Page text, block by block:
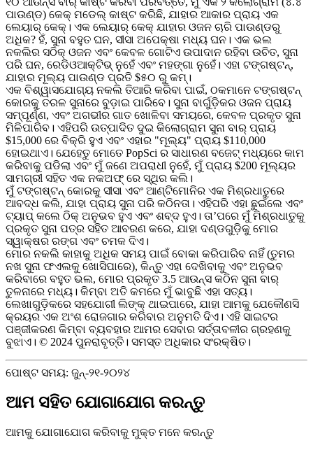
ପାଉଣ୍ଡ) କେକ୍ ମଡେଲ୍ କାଷ୍ଟ କରିଛି, ଯାହାର ଆକାର ପ୍ରାୟ ଏକ
ଲେୟାର୍ କେକ୍। ଏକ ଲେୟାର୍ କେକ୍ ଯାହାର ଓଜନ ଚାରି ପାଉଣ୍ଡରୁ
ଅଧିକ? ହଁ, ସୁନା ବହୁତ ଘନ, ସୀସା ଅପେକ୍ଷା ମଧ୍ୟ ଘନ। ଏକ ଭଲ
ନକଲିର ସଠିକ୍ ଓଜନ ଏବଂ କେବଳ ଗୋଟିଏ ଉପାଦାନ ରହିବା ଉଚିତ, ସୁନା
ପରି ଘନ, ରେଡିଓଆକ୍ଟିଭ୍ ନୁହେଁ ଏବଂ ମହଙ୍ଗା ନୁହେଁ। ଏହା ଟଙ୍ଗଷ୍ଟନ୍,
ଯାହାର ମୂଲ୍ୟ ପାଉଣ୍ଡ ପ୍ରତି $୫୦ ରୁ କମ୍।
ଏକ ବିଶ୍ୱାସଯୋଗ୍ୟ ନକଲି ତିଆରି କରିବା ପାଇଁ, ଠକମାନେ ଟଙ୍ଗଷ୍ଟନ୍
କୋରକୁ ତରଳ ସୁନାରେ ବୁଡ଼ାଇ ପାରିବେ। ସୁନା ବାର୍ଗୁଡ଼ିକର ଓଜନ ପ୍ରାୟ
ସମ୍ପୂର୍ଣ୍ଣ, ଏବଂ ଅଗଭୀର ଗାତ ଖୋଳିବା ସମୟରେ, କେବଳ ପ୍ରକୃତ ସୁନା
ମିଳିପାରିବ। ଏହିପରି ଉତ୍ପାଦିତ ଦୁଇ କିଲୋଗ୍ରାମ ସୁନା ବାର୍ ପ୍ରାୟ
$15,000 ରେ ବିକ୍ରି ହୁଏ ଏବଂ ଏହାର "ମୂଲ୍ୟ" ପ୍ରାୟ $110,000
ହୋଇଥାଏ। ଯେହେତୁ ମୋତେ PopSci ର ସାଧାରଣ ବଜେଟ୍ ମଧ୍ୟରେ କାମ
କରିବାକୁ ପଡିଲା ଏବଂ ମୁଁ ଜଣେ ଅପରାଧୀ ନୁହେଁ, ମୁଁ ପ୍ରାୟ $200 ମୂଲ୍ୟର
ସାମଗ୍ରୀ ସହିତ ଏକ ନକଅଫ୍ ରେ ସ୍ଥିର କଲି।
ମୁଁ ଟଙ୍ଗଷ୍ଟନ୍ କୋରକୁ ସୀସା ଏବଂ ଆଣ୍ଟିମୋନିର ଏକ ମିଶ୍ରଧାତୁରେ
ଆବଦ୍ଧ କଲି, ଯାହା ପ୍ରାୟ ସୁନା ପରି କଠିନତା। ଏହିପରି ଏହା ଛୁଇଁଲେ ଏବଂ
ଟ୍ୟାପ୍ କଲେ ଠିକ୍ ଅନୁଭବ ହୁଏ ଏବଂ ଶବ୍ଦ ହୁଏ। ତା’ପରେ ମୁଁ ମିଶ୍ରଧାତୁକୁ
ପ୍ରକୃତ ସୁନା ପତ୍ର ସହିତ ଆବରଣ କରେ, ଯାହା ଦଣ୍ଡଗୁଡ଼ିକୁ ମୋର
ସ୍ୱାକ୍ଷର ରଙ୍ଗ ଏବଂ ଚମକ ଦିଏ।
ମୋର ନକଲି କାହାକୁ ଅଧିକ ସମୟ ପାଇଁ ବୋକା କରିପାରିବ ନାହିଁ (ତୁମର
ନଖ ସୁନା ଫଏଲକୁ ଖୋସିପାରେ), କିନ୍ତୁ ଏହା ଦେଖିବାକୁ ଏବଂ ଅନୁଭବ
କରିବାରେ ବହୁତ ଭଲ, ମୋର ପ୍ରକୃତ 3.5 ଆଉନ୍ସ କଠିନ ସୁନା ବାର୍
ତୁଳନାରେ ମଧ୍ୟ। କିମ୍ବା ଅତି କମରେ ମୁଁ ଭାବୁଛି ଏହା ସତ୍ୟ।
ଲେଖାଗୁଡ଼ିକରେ ସହଯୋଗୀ ଲିଙ୍କ୍ ଥାଇପାରେ, ଯାହା ଆମକୁ ଯେକୌଣସି
କ୍ରୟର ଏକ ଅଂଶ ରୋଜଗାର କରିବାର ଅନୁମତି ଦିଏ। ଏହି ସାଇଟର
ପଞ୍ଜୀକରଣ କିମ୍ବା ବ୍ୟବହାର ଆମର ସେବାର ସର୍ତ୍ତାବଳୀର ଗ୍ରହଣକୁ
ବୁଝାଏ। © 2024 ପୁନରାବୃତ୍ତି। ସମସ୍ତ ଅଧିକାର ସଂରକ୍ଷିତ।
ପୋଷ୍ଟ ସମୟ: ଜୁନ୍-୨୧-୨୦୨୪
ଆମ ସହିତ ଯୋଗାଯୋଗ କରନ୍ତୁ
ଆମକୁ ଯୋଗାଯୋଗ କରିବାକୁ ମୁକ୍ତ ମନେ କରନ୍ତୁ